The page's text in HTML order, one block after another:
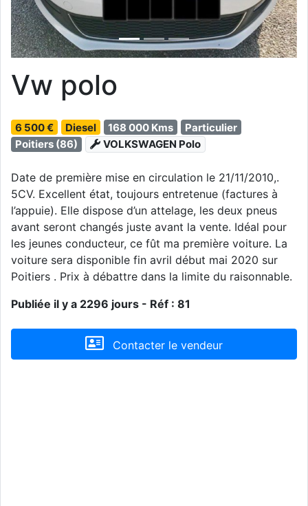
Vw polo
6 500 € Diesel 168 000 Kms
Particulier
Poitiers (86)
VOLKSWAGEN Polo
Date de première mise en circulation le 21/11/2010,.
5CV. Excellent état, toujours entretenue (factures à
l’appuie). Elle dispose d’un attelage, les deux pneus
avant seront changés juste avant la vente. Idéal pour
les jeunes conducteur, ce fût ma première voiture. La
voiture sera disponible fin avril début mai 2020 sur
Poitiers . Prix à débattre dans la limite du raisonnable.
Publiée il y a 2296 jours - Réf : 81
Contacter le vendeur